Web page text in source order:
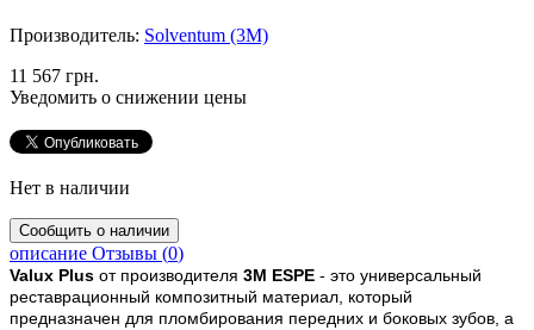
Производитель: Solventum (3M)
11 567 грн.
Уведомить о снижении цены
Нет в наличии
описание Отзывы (0)
Valux Plus от производителя 3M ESPE - это универсальный
реставрационный композитный материал, который
предназначен для пломбирования передних и боковых зубов, а